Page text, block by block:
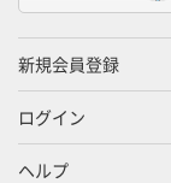
新規会員登録
ログイン
ヘルプ